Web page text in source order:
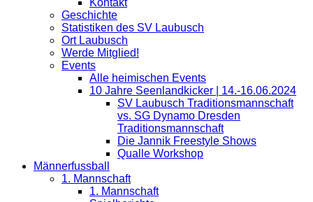
Kontakt
Geschichte
Statistiken des SV Laubusch
Ort Laubusch
Werde Mitglied!
Events
Alle heimischen Events
10 Jahre Seenlandkicker | 14.-16.06.2024
SV Laubusch Traditionsmannschaft
vs. SG Dynamo Dresden
Traditionsmannschaft
Die Jannik Freestyle Shows
Qualle Workshop
Männerfussball
1. Mannschaft
1. Mannschaft